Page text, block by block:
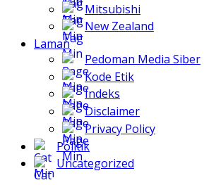
Mitsubishi
New Zealand
Laman
Pedoman Media Siber
Kode Etik
Indeks
Disclaimer
Privacy Policy
Politik
Uncategorized